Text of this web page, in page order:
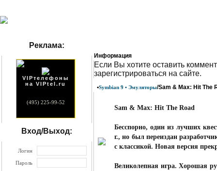
Реклама:
VIPтелефоны
на VIPtel.ru
(495) 225-99-52
Вход/Выход:
Логин
Пароль
Информация
Eсли Вы хотите оставить
зарегистрироваться на сайте.
•Symbian 9 • Эмуляторы/Sam & Max: Hit The
Sam & Max: Hit The Road
Бесспорно, один из лучших
г., но был переиздан
с классикой. Новая версия
Великолепная игра. Хорошая